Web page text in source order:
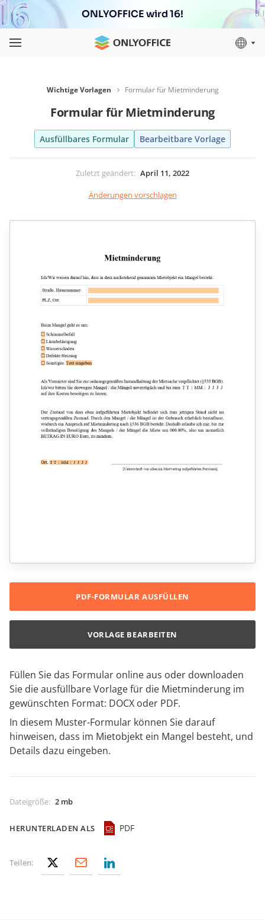
ONLYOFFICE wird 16!
Wichtige Vorlagen Formular für Mietminderung
Formular für Mietminderung
Ausfüllbares Formular Bearbeitbare Vorlage
Zuletzt geändert: April 11, 2022
Änderungen vorschlagen
Füllen Sie das Formular online aus oder downloaden
Sie die ausfüllbare Vorlage für die Mietminderung im
gewünschten Format: DOCX oder PDF.
In diesem Muster-Formular können Sie darauf
hinweisen, dass im Mietobjekt ein Mangel besteht, und
Details dazu eingeben.
Dateigröße: 2 mb
HERUNTERLADEN ALS PDF
PDF-FORMULAR AUSFÜLLEN
VORLAGE BEARBEITEN
Teilen: